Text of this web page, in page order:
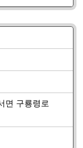
면 구룡령로